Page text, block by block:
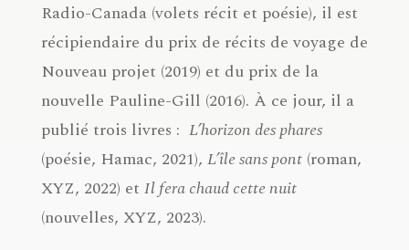
Radio-Canada (volets récit et poésie), il est
récipiendaire du prix de récits de voyage de
Nouveau projet (2019) et du prix de la
nouvelle Pauline-Gill (2016). À ce jour, il a
publié trois livres : L’horizon des phares
(poésie, Hamac, 2021), L’île sans pont(roman,
XYZ, 2022) et Il fera chaud cette nuit
(nouvelles, XYZ, 2023).